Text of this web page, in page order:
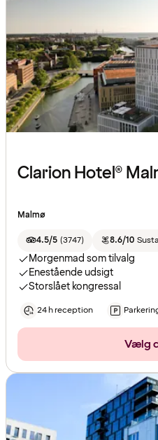
Clarion Hotel®
Malmø
4.5/5 (3747) 8.6/10
Morgenmad som tilvalg
Enestående udsigt
Storslået kongressal
24 h reception
Vælg